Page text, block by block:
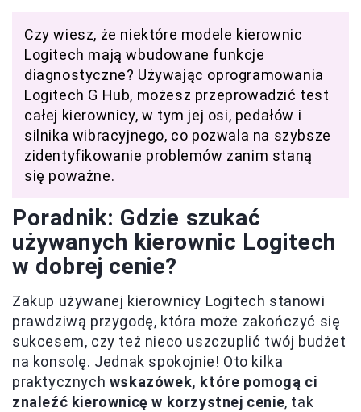
Czy wiesz, że niektóre modele kierownic
Logitech mają wbudowane funkcje
diagnostyczne? Używając oprogramowania
Logitech G Hub, możesz przeprowadzić test
całej kierownicy, w tym jej osi, pedałów i
silnika wibracyjnego, co pozwala na szybsze
zidentyfikowanie problemów zanim staną
się poważne.
Poradnik: Gdzie szukać
używanych kierownic Logitech
w dobrej cenie?
Zakup używanej kierownicy Logitech stanowi
prawdziwą przygodę, która może zakończyć się
sukcesem, czy też nieco uszczuplić twój budżet
na konsolę. Jednak spokojnie! Oto kilka
praktycznych wskazówek, które pomogą ci
znaleźć kierownicę w korzystnej cenie, tak